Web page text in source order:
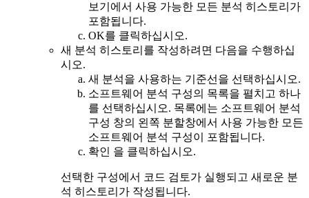
보기에서 사용 가능한 모든 분석 히스토리가
포함됩니다.
OK를 클릭하십시오.
새 분석 히스토리를 작성하려면 다음을 수행하십
시오.
새 분석을 사용하는 기준선을 선택하십시오.
소프트웨어 분석 구성의 목록을 펼치고 하나
를 선택하십시오. 목록에는 소프트웨어 분석
구성 창의 왼쪽 분할창에서 사용 가능한 모든
소프트웨어 분석 구성이 포함됩니다.
확인 을 클릭하십시오.
선택한 구성에서 코드 검토가 실행되고 새로운 분
석 히스토리가 작성됩니다.